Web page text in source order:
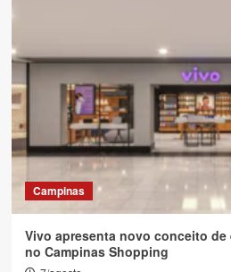
Campinas
Vivo apresenta novo conceito
no Campinas Shopping